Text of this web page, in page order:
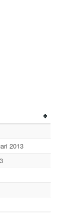
2013